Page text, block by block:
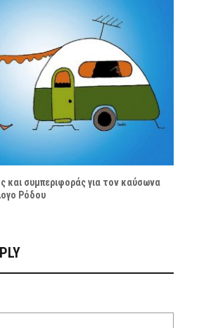
και συμπεριφοράς για τον καύσωνα
Ρόδου